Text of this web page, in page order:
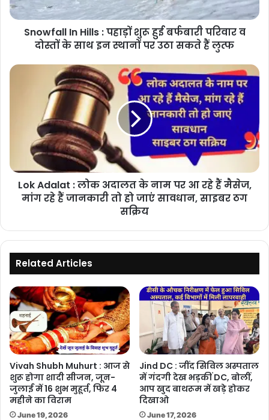
बर्फबारी
परिवार
साथ
Snowfall In Hills : पहाड़ों शुरू हुई बर्फबारी परिवार व
दोस्तों के साथ इन स्थानों पर उठा सकते हैं लुत्फ
Lok
आ
रहे
जानकारी
जाएं
सावधान,
साइबर
ठग
सक्रिय
Lok Adalat : लोक अदालत के नाम पर आ रहे हैं मैसेज,
मांग रहे हैं जानकारी तो हो जाएं सावधान, साइबर ठग
सक्रिय
Related Articles
Vivah Shubh Muhurt : आज से
शुरू होगा शादी सीजन, जून-
जुलाई में 16 शुभ मुहूर्त, फिर 4
महीने का विराम
June 19, 2026
Jind DC : जींद सिविल अस्पताल
में गंदगी देख भड़कीं DC, बोलीं,
आप खुद बाथरूम में खड़े होकर
दिखाओ
June 17, 2026